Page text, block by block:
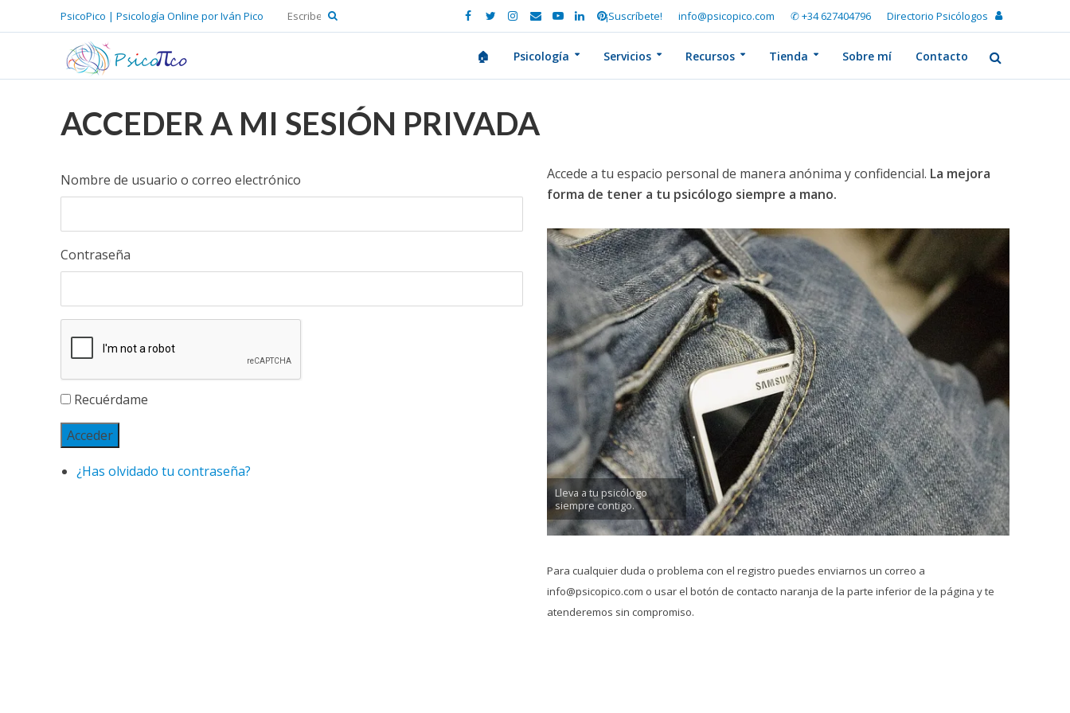
PsicoPico | Psicología Online por Iván Pico ¡Suscríbete! info@psicopico.com ✆ +34 627404796 Directorio Psicólogos
🏠 Psicología Servicios Recursos Tienda Sobre mí Contacto
ACCEDER A MI SESIÓN PRIVADA
Nombre de usuario o correo electrónico
Contraseña
Recuérdame
Acceder
¿Has olvidado tu contraseña?
Accede a tu espacio personal de manera anónima y confidencial. La mejora
forma de tener a tu psicólogo siempre a mano.
Lleva a tu psicólogo
siempre contigo.
Para cualquier duda o problema con el registro puedes enviarnos un correo a
info@psicopico.com o usar el botón de contacto naranja de la parte inferior de la página y te
atenderemos sin compromiso.